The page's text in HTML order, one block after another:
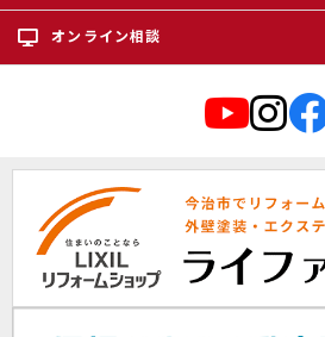
オンライン相談